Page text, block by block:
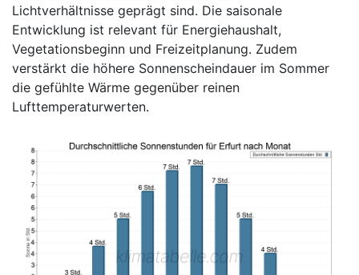
Lichtverhältnisse geprägt sind. Die saisonale
Entwicklung ist relevant für Energiehaushalt,
Vegetationsbeginn und Freizeitplanung. Zudem
verstärkt die höhere Sonnenscheindauer im Sommer
die gefühlte Wärme gegenüber reinen
Lufttemperaturwerten.